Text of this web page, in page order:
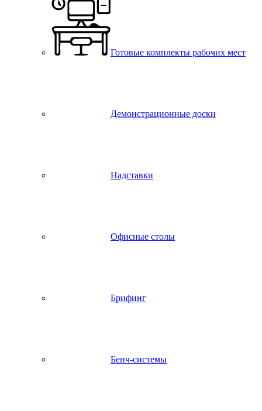
Готовые комплекты рабочих мест
Демонстрационные доски
Надставки
Офисные столы
Брифинг
Бенч-системы